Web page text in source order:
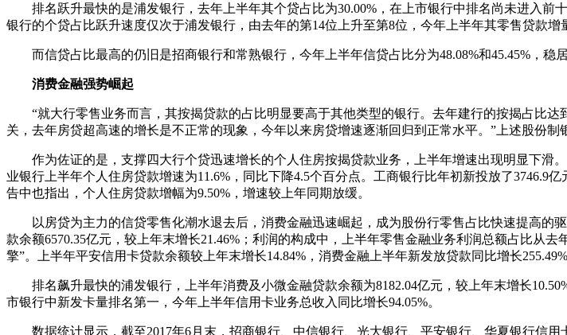
排名跃升最快的是浦发银行，去年上半年其个贷占比为30.00%，在上市银行中排名尚未进入前
银行的个贷占比跃升速度仅次于浦发银行，由去年的第14位上升至第8位，今年上半年其零售贷款增
而信贷占比最高的仍旧是招商银行和常熟银行，今年上半年信贷占比分为48.08%和45.45%，稳居
消费金融强势崛起
“就大行零售业务而言，其按揭贷款的占比明显要高于其他类型的银行。去年建行的按揭占比达
关，去年房贷超高速的增长是不正常的现象，今年以来房贷增速逐渐回归到正常水平。”上述股份制
作为佐证的是，支撑四大行个贷迅速增长的个人住房按揭贷款业务，上半年增速出现明显下滑
业银行上半年个人住房贷款增速为11.6%，同比下降4.5个百分点。工商银行比年初新投放了3746.9
告中也指出，个人住房贷款增幅为9.50%，增速较上年同期放缓。
以房贷为主力的信贷零售化潮水退去后，消费金融迅速崛起，成为股份行零售占比快速提高的
款余额6570.35亿元，较上年末增长21.46%；利润的构成中，上半年零售金融业务利润总额占比从
擎”。上半年平安信用卡贷款余额较上年末增长14.84%，消费金融上半年新发放贷款同比增长255.49%
排名飙升最快的浦发银行，上半年消费及小微金融贷款余额为8182.04亿元，较上年末增长
市银行中新发卡量排名第一，今年上半年信用卡业务总收入同比增长94.05%。
数据统计显示，截至2017年6月末，招商银行、中信银行、光大银行、平安银行、华夏银行信用